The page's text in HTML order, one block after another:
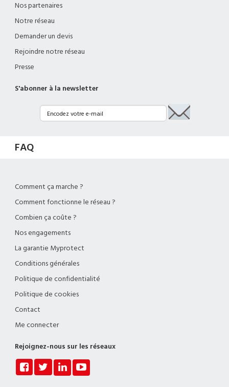
Nos partenaires
Notre réseau
Demander un devis
Rejoindre notre réseau
Presse
S'abonner à la newsletter
FAQ
Comment ça marche ?
Comment fonctionne le réseau ?
Combien ça coûte ?
Nos engagements
La garantie Myprotect
Conditions générales
Politique de confidentialité
Politique de cookies
Contact
Me connecter
Rejoignez-nous sur les réseaux